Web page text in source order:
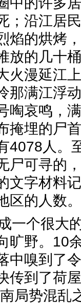
；沿江居
焰的烘烤
放的几十
火漫延江
那满江浮
啕哀鸣，
掩埋的尸
4078人。
尸可寻的
文字材料
区的人数。
一个很大
旷野。10
中嗅到了
传到了荷
局势混乱